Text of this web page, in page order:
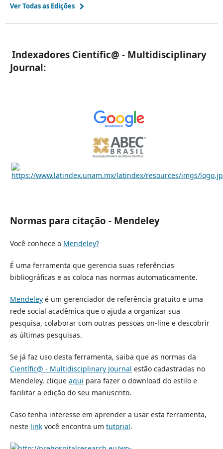
Ver Todas as Edições
Indexadores Científic@ - Multidisciplinary
Journal:
Normas para citação - Mendeley
Você conhece o Mendeley?
É uma ferramenta que gerencia suas referências
bibliográficas e as coloca nas normas automaticamente.
Mendeleyé um gerenciador de referência gratuito e uma
rede social acadêmica que o ajuda a organizar sua
pesquisa, colaborar com outras pessoas on-line e descobrir
as últimas pesquisas.
Se já faz uso desta ferramenta, saiba que as normas da
Científic@ - Multidisciplinary Journal estão cadastradas no
Mendeley, clique aqui para fazer o download do estilo e
facilitar a edição do seu manuscrito.
Caso tenha interesse em aprender a usar esta ferramenta,
neste linkvocê encontra um tutorial.